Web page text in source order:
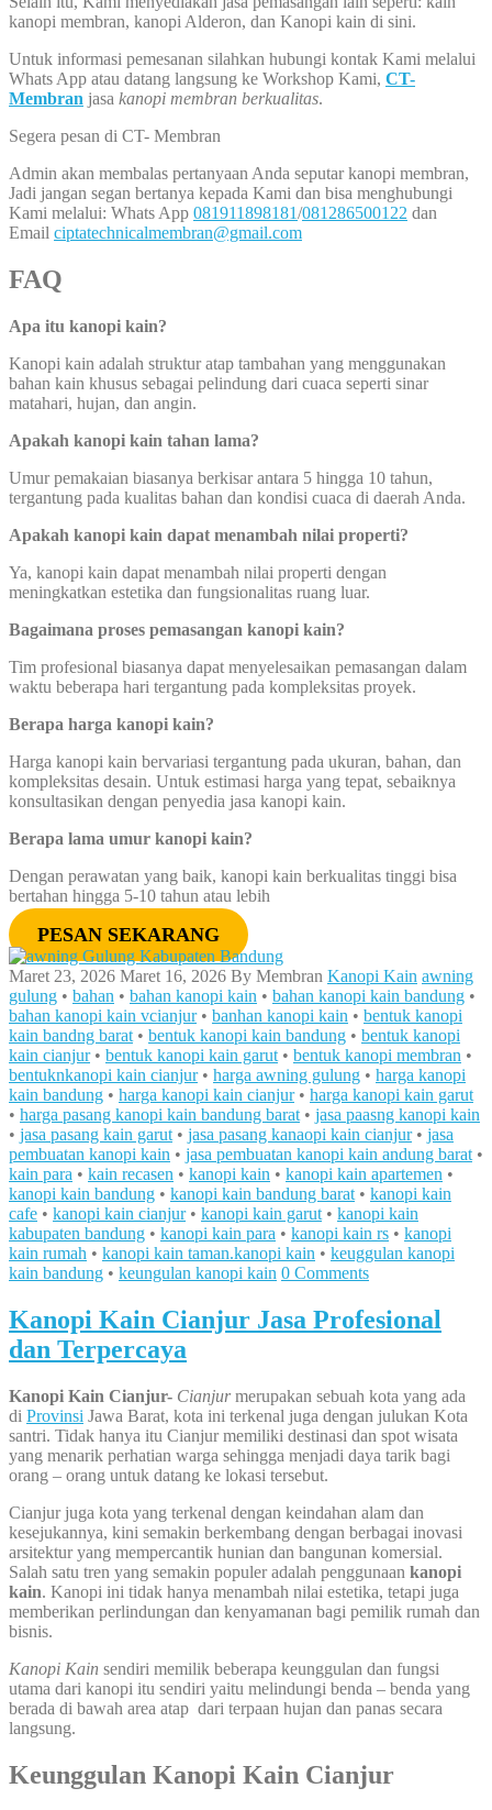
kanopi membran, kanopi Alderon, dan Kanopi kain di sini.
Untuk informasi pemesanan silahkan hubungi kontak Kami melalui
Whats App atau datang langsung ke Workshop Kami, CT-
Membran jasa kanopi membran berkualitas.
Segera pesan di CT- Membran
Admin akan membalas pertanyaan Anda seputar kanopi membran,
Jadi jangan segan bertanya kepada Kami dan bisa menghubungi
Kami melalui: Whats App 081911898181/081286500122 dan
Email ciptatechnicalmembran@gmail.com
FAQ
Apa itu kanopi kain?
Kanopi kain adalah struktur atap tambahan yang menggunakan
bahan kain khusus sebagai pelindung dari cuaca seperti sinar
matahari, hujan, dan angin.
Apakah kanopi kain tahan lama?
Umur pemakaian biasanya berkisar antara 5 hingga 10 tahun,
tergantung pada kualitas bahan dan kondisi cuaca di daerah Anda.
Apakah kanopi kain dapat menambah nilai properti?
Ya, kanopi kain dapat menambah nilai properti dengan
meningkatkan estetika dan fungsionalitas ruang luar.
Bagaimana proses pemasangan kanopi kain?
Tim profesional biasanya dapat menyelesaikan pemasangan dalam
waktu beberapa hari tergantung pada kompleksitas proyek.
Berapa harga kanopi kain?
Harga kanopi kain bervariasi tergantung pada ukuran, bahan, dan
kompleksitas desain. Untuk estimasi harga yang tepat, sebaiknya
konsultasikan dengan penyedia jasa kanopi kain.
Berapa lama umur kanopi kain?
Dengan perawatan yang baik, kanopi kain berkualitas tinggi bisa
bertahan hingga 5-10 tahun atau lebih
PESAN SEKARANG
Maret 23, 2026 Maret 16, 2026 By Membran Kanopi Kain awning
gulung • bahan • bahan kanopi kain • bahan kanopi kain bandung •
bahan kanopi kain vcianjur• banhan kanopi kain • bentuk kanopi
kain bandng barat • bentuk kanopi kain bandung • bentuk kanopi
kain cianjur• bentuk kanopi kain garut • bentuk kanopi membran •
bentuknkanopi kain cianjur• harga awning gulung • harga kanopi
kain bandung • harga kanopi kain cianjur• harga kanopi kain garut
• harga pasang kanopi kain bandung barat • jasa paasng kanopi kain
• jasa pasang kain garut • jasa pasang kanaopi kain cianjur• jasa
pembuatan kanopi kain • jasa pembuatan kanopi kain andung barat •
kain para • kain recasen • kanopi kain • kanopi kain apartemen •
kanopi kain bandung • kanopi kain bandung barat • kanopi kain
cafe • kanopi kain cianjur• kanopi kain garut • kanopi kain
kabupaten bandung • kanopi kain para • kanopi kain rs • kanopi
kain rumah • kanopi kain taman.kanopi kain • keuggulan kanopi
kain bandung • keungulan kanopi kain 0 Comments
Kanopi Kain Cianjur Jasa Profesional
dan Terpercaya
Kanopi Kain Cianjur- Cianjurmerupakan sebuah kota yang ada
di Provinsi Jawa Barat, kota ini terkenal juga dengan julukan Kota
santri. Tidak hanya itu Cianjur memiliki destinasi dan spot wisata
yang menarik perhatian warga sehingga menjadi daya tarik bagi
orang – orang untuk datang ke lokasi tersebut.
Cianjur juga kota yang terkenal dengan keindahan alam dan
kesejukannya, kini semakin berkembang dengan berbagai inovasi
arsitektur yang mempercantik hunian dan bangunan komersial.
Salah satu tren yang semakin populer adalah penggunaan kanopi
kain. Kanopi ini tidak hanya menambah nilai estetika, tetapi juga
memberikan perlindungan dan kenyamanan bagi pemilik rumah dan
bisnis.
Kanopi Kain sendiri memilik beberapa keunggulan dan fungsi
utama dari kanopi itu sendiri yaitu melindungi benda – benda yang
berada di bawah area atap dari terpaan hujan dan panas secara
langsung.
Keunggulan Kanopi Kain Cianjur